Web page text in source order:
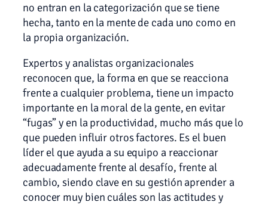
no entran en la categorización que se tiene
hecha, tanto en la mente de cada uno como en
la propia organización.
Expertos y analistas organizacionales
reconocen que, la forma en que se reacciona
frente a cualquier problema, tiene un impacto
importante en la moral de la gente, en evitar
“fugas” y en la productividad, mucho más que lo
que pueden influir otros factores. Es el buen
líder el que ayuda a su equipo a reaccionar
adecuadamente frente al desafío, frente al
cambio, siendo clave en su gestión aprender a
conocer muy bien cuáles son las actitudes y